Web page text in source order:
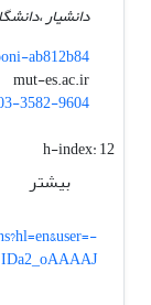
دانشیار
ab812b84
m.kazerooni
mut-es.ac.ir
3582-9604
h-index:12
بیشتر
IDa2_oAAAAJ